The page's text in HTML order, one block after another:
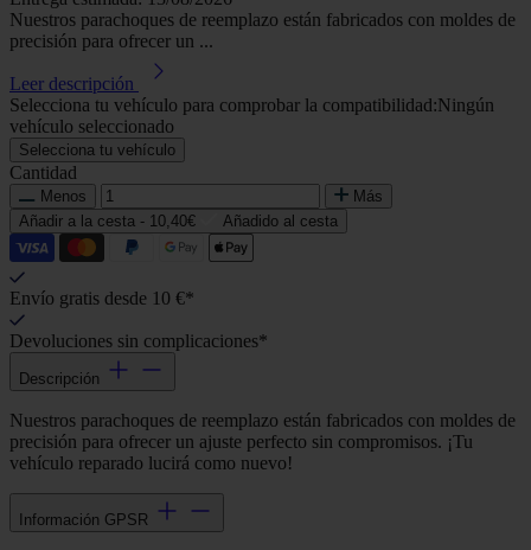
Nuestros parachoques de reemplazo están fabricados con moldes de
precisión para ofrecer un ...
Leer descripción
Selecciona tu vehículo para comprobar la compatibilidad:Ningún
vehículo seleccionado
Selecciona tu vehículo
Cantidad
Menos
Más
Añadir a la cesta - 10,40€ Añadido al cesta
Envío gratis desde 10 €*
Devoluciones sin complicaciones*
Descripción
Nuestros parachoques de reemplazo están fabricados con moldes de
precisión para ofrecer un ajuste perfecto sin compromisos. ¡Tu
vehículo reparado lucirá como nuevo!
Información GPSR